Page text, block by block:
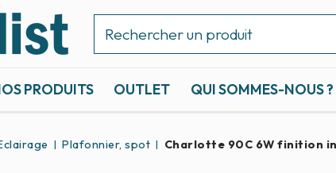
PRODUITS OUTLET QUI SOMMES-NOUS ?
Plafonnier, spot Charlotte 90C 6W finition